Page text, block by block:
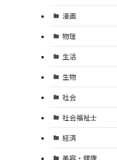
漫画
物理
生活
生物
社会
社会福祉士
経済
美容・健康